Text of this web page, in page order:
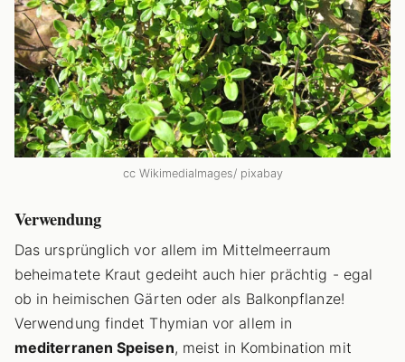
cc WikimediaImages/ pixabay
Verwendung
Das ursprünglich vor allem im Mittelmeerraum
beheimatete Kraut gedeiht auch hier prächtig - egal
ob in heimischen Gärten oder als Balkonpflanze!
Verwendung findet Thymian vor allem in
mediterranen Speisen, meist in Kombination mit